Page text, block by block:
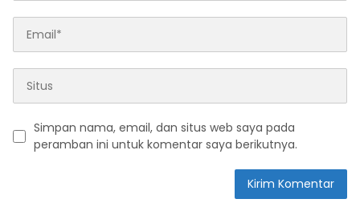
Simpan nama, email, dan situs web saya pada
peramban ini untuk komentar saya berikutnya.